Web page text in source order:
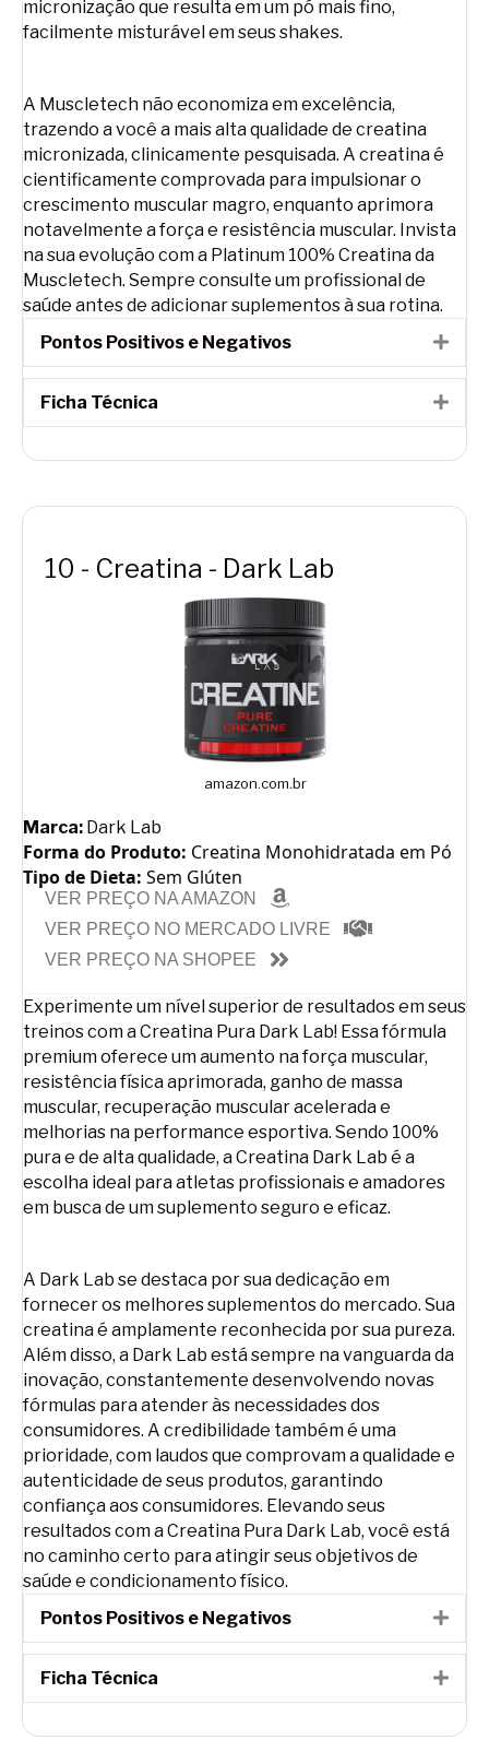
micronização que resulta em um pó mais fino,
facilmente misturável em seus shakes.
A Muscletech não economiza em excelência,
trazendo a você a mais alta qualidade de creatina
micronizada, clinicamente pesquisada. A creatina é
cientificamente comprovada para impulsionar o
crescimento muscular magro, enquanto aprimora
notavelmente a força e resistência muscular. Invista
na sua evolução com a Platinum 100% Creatina da
Muscletech. Sempre consulte um profissional de
saúde antes de adicionar suplementos à sua rotina.
Pontos Positivos e Negativos
Ficha Técnica
10 - Creatina - Dark Lab
amazon.com.br
Marca: Dark Lab
Forma do Produto: Creatina Monohidratada em Pó
Tipo de Dieta: Sem Glúten
VER PREÇO NA AMAZON
VER PREÇO NO MERCADO LIVRE
VER PREÇO NA SHOPEE
Experimente um nível superior de resultados em seus
treinos com a Creatina Pura Dark Lab! Essa fórmula
premium oferece um aumento na força muscular,
resistência física aprimorada, ganho de massa
muscular, recuperação muscular acelerada e
melhorias na performance esportiva. Sendo 100%
pura e de alta qualidade, a Creatina Dark Lab é a
escolha ideal para atletas profissionais e amadores
em busca de um suplemento seguro e eficaz.
A Dark Lab se destaca por sua dedicação em
fornecer os melhores suplementos do mercado. Sua
creatina é amplamente reconhecida por sua pureza.
Além disso, a Dark Lab está sempre na vanguarda da
inovação, constantemente desenvolvendo novas
fórmulas para atender às necessidades dos
consumidores. A credibilidade também é uma
prioridade, com laudos que comprovam a qualidade e
autenticidade de seus produtos, garantindo
confiança aos consumidores. Elevando seus
resultados com a Creatina Pura Dark Lab, você está
no caminho certo para atingir seus objetivos de
saúde e condicionamento físico.
Pontos Positivos e Negativos
Ficha Técnica